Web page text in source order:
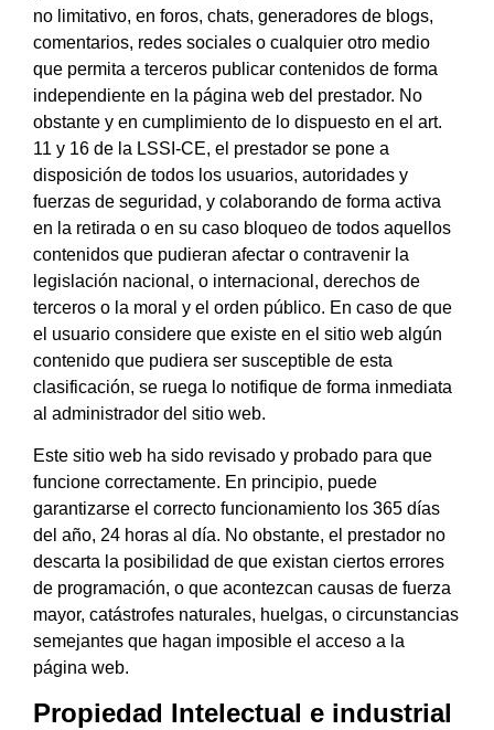
no limitativo, en foros, chats, generadores de blogs,
comentarios, redes sociales o cualquier otro medio
que permita a terceros publicar contenidos de forma
independiente en la página web del prestador. No
obstante y en cumplimiento de lo dispuesto en el art.
11 y 16 de la LSSI-CE, el prestador se pone a
disposición de todos los usuarios, autoridades y
fuerzas de seguridad, y colaborando de forma activa
en la retirada o en su caso bloqueo de todos aquellos
contenidos que pudieran afectar o contravenir la
legislación nacional, o internacional, derechos de
terceros o la moral y el orden público. En caso de que
el usuario considere que existe en el sitio web algún
contenido que pudiera ser susceptible de esta
clasificación, se ruega lo notifique de forma inmediata
al administrador del sitio web.
Este sitio web ha sido revisado y probado para que
funcione correctamente. En principio, puede
garantizarse el correcto funcionamiento los 365 días
del año, 24 horas al día. No obstante, el prestador no
descarta la posibilidad de que existan ciertos errores
de programación, o que acontezcan causas de fuerza
mayor, catástrofes naturales, huelgas, o circunstancias
semejantes que hagan imposible el acceso a la
página web.
Propiedad Intelectual e industrial